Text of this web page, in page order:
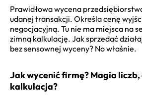
Prawidłowa wycena
udanej transakcji. Określa cenę
negocjacyjną. Tu nie ma miejsca na
zimną kalkulację. Jak sprzedać
bez sensownej wyceny? No właśnie.
Jak wycenić firmę? Magia liczb,
kalkulacja?